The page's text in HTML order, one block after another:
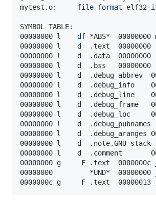
mytest.o: file format
00000000 l df